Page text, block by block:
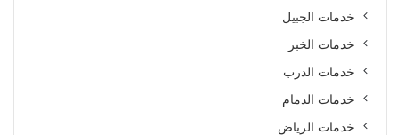
خدمات الجبيل
خدمات الخبر
خدمات الدرب
خدمات الدمام
خدمات الرياض